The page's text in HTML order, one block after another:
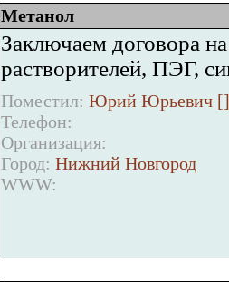
Метанол
Заключаем договора
растворителей, ПЭГ,
Поместил: Юрий Юрьевич []
Телефон:
Организация:
Город: Нижний Новгород
WWW: